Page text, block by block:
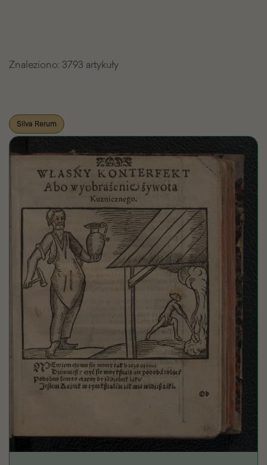
Znaleziono: 3793 artykuły
Lista
znalezionych
artykułów
Pasażu
Wiedzy
Silva Rerum